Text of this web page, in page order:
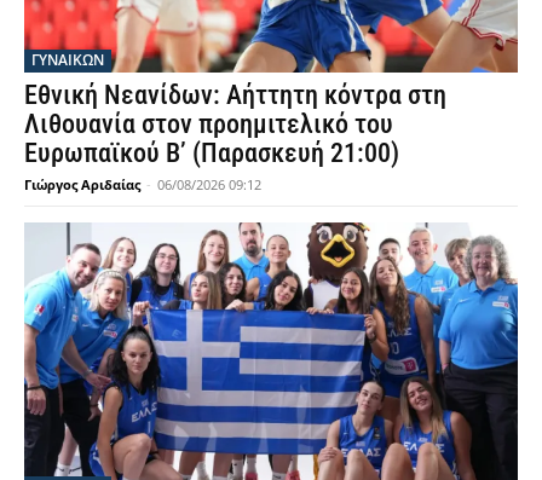
ΓΥΝΑΙΚΩΝ
Εθνική Νεανίδων: Αήττητη κόντρα στη
Λιθουανία στον προημιτελικό του
Ευρωπαϊκού Β’ (Παρασκευή 21:00)
Γιώργος Αριδαίας - 06/08/2026 09:12